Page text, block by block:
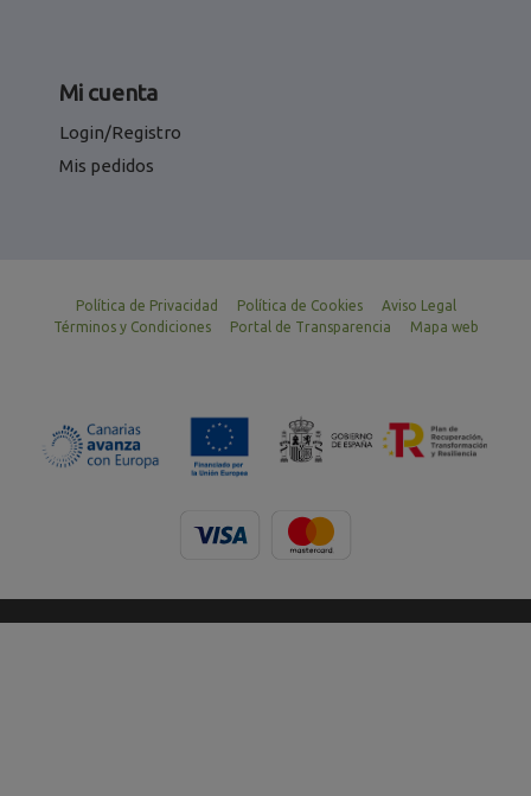
Mi cuenta
Login/Registro
Mis pedidos
Política de Privacidad Política de Cookies
Aviso Legal
Términos y Condiciones
Portal de Transparencia Mapa web